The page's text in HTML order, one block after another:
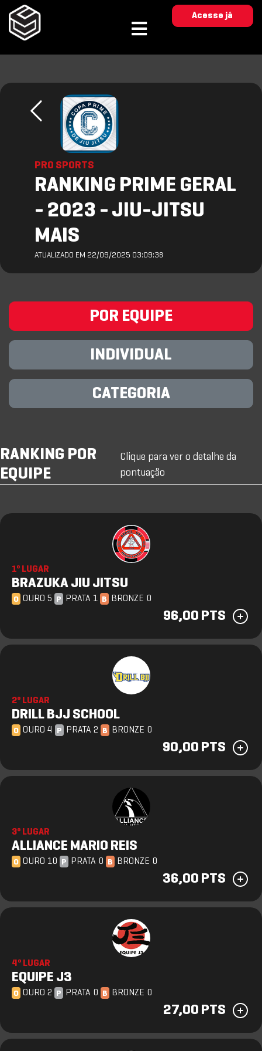
Acesse já
PRO SPORTS
RANKING PRIME GERAL
- 2023 - JIU-JITSU
MAIS
ATUALIZADO EM 22/09/2025 03:09:38
POR EQUIPE
INDIVIDUAL
CATEGORIA
RANKING POR
EQUIPE
Clique para ver o detalhe da
pontuação
1º LUGAR
BRAZUKA JIU JITSU
O OURO 5 P PRATA 1 B BRONZE 0
96,00 PTS
2º LUGAR
DRILL BJJ SCHOOL
O OURO 4 P PRATA 2 B BRONZE 0
90,00 PTS
3º LUGAR
ALLIANCE MARIO REIS
O OURO 10 P PRATA 0 B BRONZE 0
36,00 PTS
4º LUGAR
EQUIPE J3
O OURO 2 P PRATA 0 B BRONZE 0
27,00 PTS